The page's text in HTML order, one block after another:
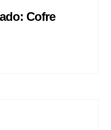
Cofre